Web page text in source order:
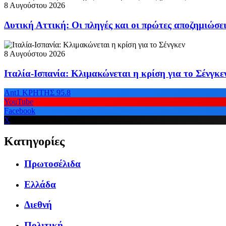
8 Αυγούστου 2026
Δυτική Αττική: Οι πληγές και οι πρώτες
8 Αυγούστου 2026
Ιταλία-Ισπανία: Κλιμακώνεται η κρίση για το
Ant1 ΚΡΗΤΗΣ 95.8
YouTube
Facebook
X
Κατηγορίες
Πρωτοσέλιδα
Ελλάδα
Διεθνή